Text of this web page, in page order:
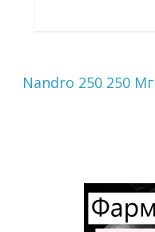
Nandro 250 250